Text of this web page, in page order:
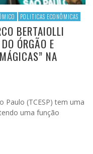
POLITICAS ECONÔMICAS
BERTAIOLLI
ÓRGÃO E
NA
Paulo (TCESP) tem uma
uma função